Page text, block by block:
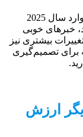
در حالی که سال 2024 را به پایان می‌رسانیم و وارد سال 2025
خبرهای خوبی
بیشتری نیز
برای تصمیم‌گیری
ارزش